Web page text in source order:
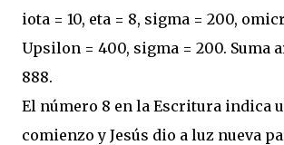
iota = 10, eta = 8, sigma = 200,
Upsilon = 400, sigma = 200. Suma
888.
El número 8 en la Escritura indica
comienzo y Jesús dio a luz nueva